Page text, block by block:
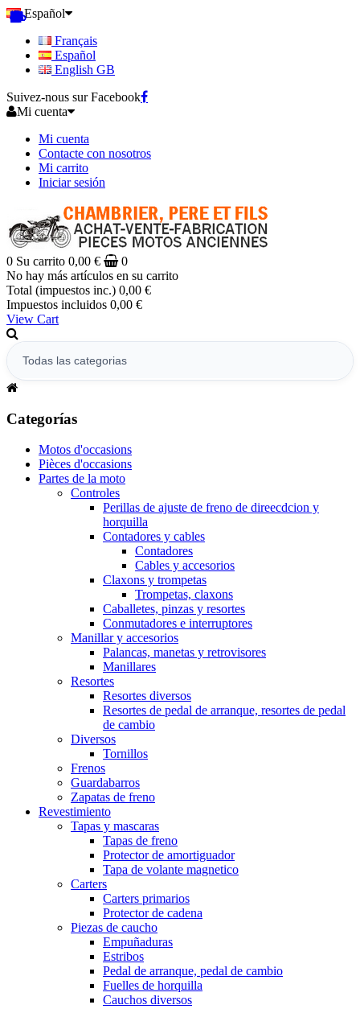
Español
Français
Español
English GB
Suivez-nous sur Facebook
Mi cuenta
Mi cuenta
Contacte con nosotros
Mi carrito
Iniciar sesión
0 Su carrito 0,00 €
0
No hay más artículos en su carrito
Total (impuestos inc.) 0,00 €
Impuestos incluidos 0,00 €
View Cart
Categorías
Motos d'occasions
Pièces d'occasions
Partes de la moto
Controles
Perillas de ajuste de freno de direecdcion y
horquilla
Contadores y cables
Contadores
Cables y accesorios
Claxons y trompetas
Trompetas, claxons
Caballetes, pinzas y resortes
Conmutadores e interruptores
Manillar y accesorios
Palancas, manetas y retrovisores
Manillares
Resortes
Resortes diversos
Resortes de pedal de arranque, resortes de pedal
de cambio
Diversos
Tornillos
Frenos
Guardabarros
Zapatas de freno
Revestimiento
Tapas y mascaras
Tapas de freno
Protector de amortiguador
Tapa de volante magnetico
Carters
Carters primarios
Protector de cadena
Piezas de caucho
Empuñaduras
Estribos
Pedal de arranque, pedal de cambio
Fuelles de horquilla
Cauchos diversos